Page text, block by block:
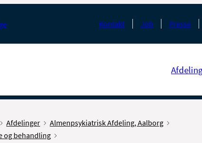
Kontakt Job Presse
Afdelinger
Almenpsykiatrisk Afdeling, Aalborg
og behandling